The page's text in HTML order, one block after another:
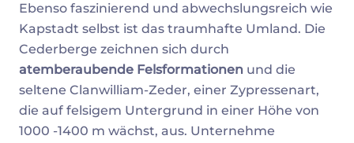
Ebenso faszinierend und abwechslungsreich wie
Kapstadt selbst ist das traumhafte Umland. Die
Cederberge zeichnen sich durch
atemberaubende Felsformationen und die
seltene Clanwilliam-Zeder, einer Zypressenart,
die auf felsigem Untergrund in einer Höhe von
1000 -1400 m wächst, aus. Unternehme